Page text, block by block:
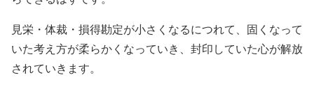
見栄・体裁・損得勘定が小さくなるにつれて、固くなって
いた考え方が柔らかくなっていき、封印していた心が解放
されていきます。